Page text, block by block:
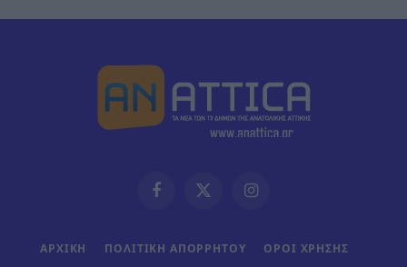
FacebookX
Instagram
ΑΡΧΙΚΗ ΠΟΛΙΤΙΚΗ ΑΠΟΡΡΗΤΟΥ ΟΡΟΙ ΧΡΗΣΗΣ